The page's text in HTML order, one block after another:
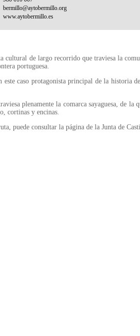
cultural de largo recorrido que traviesa la
portuguesa.
caso protagonista principal de la historia
plenamente la comarca sayaguesa, de la
cortinas y encinas.
puede consultar la página de la Junta de